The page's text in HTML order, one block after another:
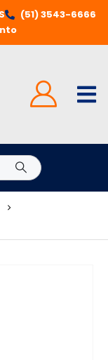
(51) 3543-6666